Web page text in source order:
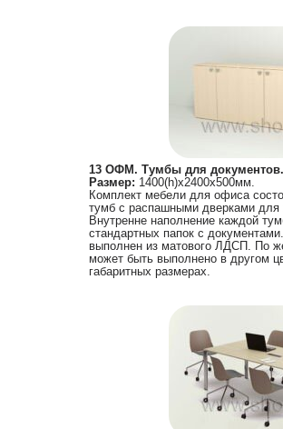
13 ОФМ. Тумбы для документов.
Размер: 1400(h)х2400х500мм.
Комплект мебели для офиса
тумб с распашными дверками для
Внутренне наполнение каждой
стандартных папок с
выполнен из матового ЛДСП. По
может быть выполнено в другом
габаритных размерах.